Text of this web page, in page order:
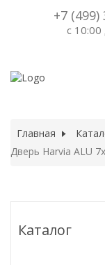
+7 (499)
с
Главная
Дверь Harvia ALU
Каталог